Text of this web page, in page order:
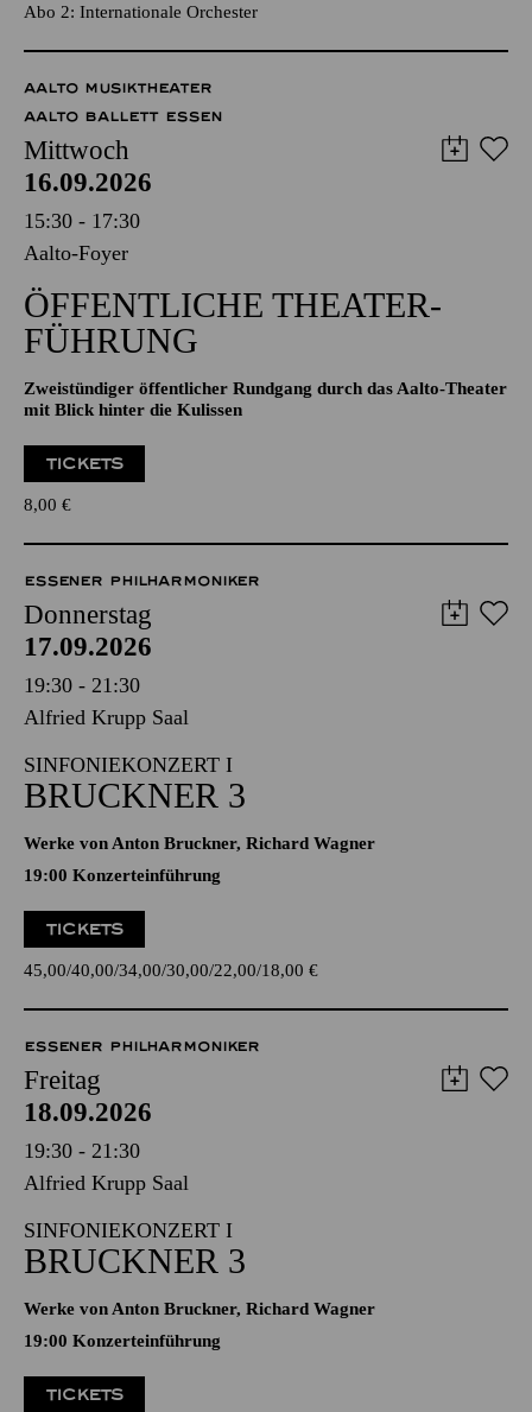
Abo 2: Internationale Orchester
AALTO MUSIKTHEATER
AALTO BALLETT ESSEN
Mittwoch
16.09.2026
15:30 - 17:30
Aalto-Foyer
ÖFFENTLICHE THEATER­
FÜHRUNG
Zweistündiger öffentlicher Rundgang durch das Aalto-Theater
mit Blick hinter die Kulissen
TICKETS
8,00 €
ESSENER PHILHARMONIKER
Donnerstag
17.09.2026
19:30 - 21:30
Alfried Krupp Saal
SINFONIEKONZERT I
BRUCKNER 3
Werke von Anton Bruckner, Richard Wagner
19:00 Konzerteinführung
TICKETS
45,00 40,00 34,00 30,00 22,00 18,00 €
ESSENER PHILHARMONIKER
Freitag
18.09.2026
19:30 - 21:30
Alfried Krupp Saal
SINFONIEKONZERT I
BRUCKNER 3
Werke von Anton Bruckner, Richard Wagner
19:00 Konzerteinführung
TICKETS